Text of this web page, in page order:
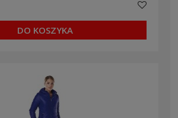
DO KOSZYKA